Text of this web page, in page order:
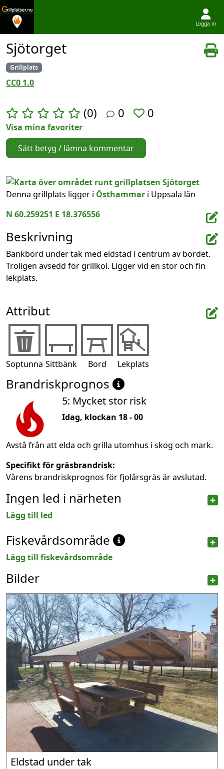
Logga in
Sjötorget
Grillplats
CC0 1.0
(0) 0 0
Visa mina favoriter
Sätt betyg / lämna kommentar
Denna grillplats ligger i Östhammar i Uppsala län
N 60.259251 E 18.376556
Beskrivning
Bänkbord under tak med eldstad i centrum av bordet.
Troligen avsedd för grillkol. Ligger vid en stor och fin
lekplats.
Attribut
Soptunna Sittbänk Bord Lekplats
Brandriskprognos
5: Mycket stor risk
Idag, klockan 18 - 00
Avstå från att elda och grilla utomhus i skog och mark.
Specifikt för gräsbrandrisk:
Vårens brandriskprognos för fjolårsgräs är avslutad.
Ingen led i närheten
Lägg till led
Fiskevårdsområde
Lägg till fiskevårdsområde
Bilder
Eldstad under tak